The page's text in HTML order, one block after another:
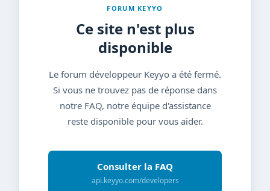
FORUM KEYYO
Ce site n'est plus
disponible
Le forum développeur Keyyo a été fermé.
Si vous ne trouvez pas de réponse dans
notre FAQ, notre équipe d'assistance
reste disponible pour vous aider.
Consulter la FAQ
api.keyyo.com/developers